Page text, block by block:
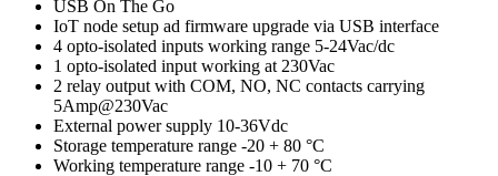
USB On The Go
IoT node setup ad firmware upgrade via USB interface
4 opto-isolated inputs working range 5-24Vac/dc
1 opto-isolated input working at 230Vac
2 relay output with COM, NO, NC contacts carrying
5Amp@230Vac
External power supply 10-36Vdc
Storage temperature range -20 + 80 °C
Working temperature range -10 + 70 °C